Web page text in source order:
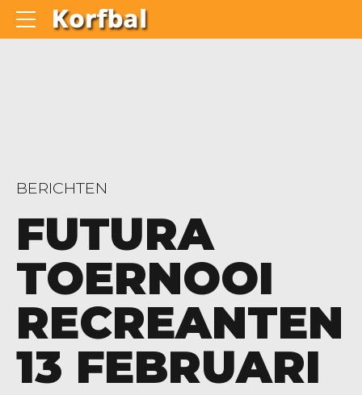
BERICHTEN
FUTURA
TOERNOOI
RECREANTEN
13 FEBRUARI